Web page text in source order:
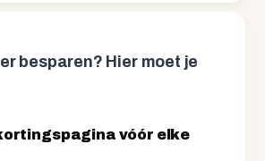
besparen? Hier moet je
vóór elke